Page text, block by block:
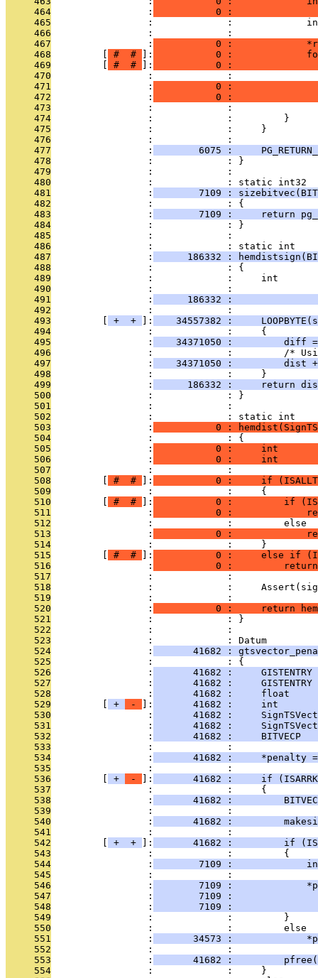
     464
                 :
0 :
     465
:             :
     466
                 :             :
     467
                 :
0 :
     468
# # ]:
0 :
     469
# # ]:
0 :
     470
:             :
     471
                 :
0 :
     472
                 :
0 :
     473
:             :
     474
                 :             :         }
     475
                 :             :     }
     476
                 :             :
     477
                 :
6075 :
     478
                 :             : }
     479
                 :             :
     480
                 :             : static int32
     481
                 :
7109 :
     482
                 :             : {
     483
                 :
7109 :     return
     484
                 :             : }
     485
                 :             :
     486
                 :             : static int
     487
                 :
186332 :
     488
                 :             : {
     489
:             :     int
     490
:             :
     491
                 :
186332 :
     492
                 :             :
     493
+ + ]:
34557382 :
     494
                 :             :     {
     495
                 :
34371050 :         diff
     496
:             :         /*
     497
                 :
34371050 :         dist
     498
                 :             :     }
     499
                 :
186332 :     return
     500
                 :             : }
     501
                 :             :
     502
                 :             : static int
     503
                 :
0 :
     504
                 :             : {
     505
                 :
0 :     int
     506
                 :
0 :     int
     507
                 :             :
     508
# # ]:
0 :     if
     509
                 :             :     {
     510
# # ]:
0 :         if
     511
                 :
0 :
     512
                 :             :         else
     513
                 :
0 :
     514
                 :             :     }
     515
# # ]:
0 :     else if
     516
                 :
0 :
     517
                 :             :
     518
:             :
     519
                 :             :
     520
                 :
0 :     return
     521
                 :             : }
     522
                 :             :
     523
                 :             : Datum
     524
                 :
41682 :
     525
                 :             : {
     526
                 :
41682 :     GISTENTRY
     527
                 :
41682 :     GISTENTRY
     528
                 :
41682 :     float
     529
+ - ]:
41682 :     int
     530
                 :
41682 :
     531
                 :
41682 :
     532
                 :
41682 :     BITVECP
     533
                 :             :
     534
                 :
41682 :     *penalty
     535
                 :             :
     536
+ - ]:
41682 :     if
     537
                 :             :     {
     538
                 :
41682 :
     539
                 :             :
     540
                 :
41682 :
     541
                 :             :
     542
+ + ]:
41682 :         if
     543
                 :             :         {
     544
                 :
7109 :
     545
                 :             :
     546
                 :
7109 :
     547
                 :
7109 :
     548
                 :
7109 :
     549
                 :             :         }
     550
                 :             :         else
     551
                 :
34573 :
     552
                 :             :
     553
                 :
41682 :
     554
                 :             :     }